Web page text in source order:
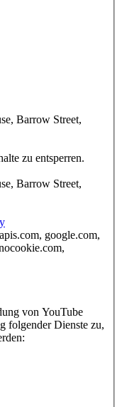
Barrow Street,
zu entsperren.
Barrow Street,
google.com,
von YouTube
folgender Dienste zu,